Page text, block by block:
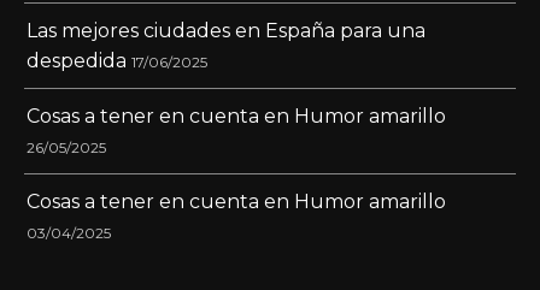
Las mejores ciudades en España para una
despedida 17/06/2025
Cosas a tener en cuenta en Humor amarillo
26/05/2025
Cosas a tener en cuenta en Humor amarillo
03/04/2025